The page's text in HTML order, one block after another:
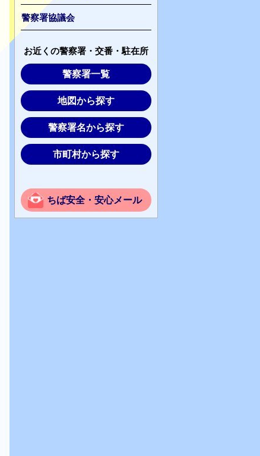
警察署協議会
お近くの警察署・交番・駐在所
警察署一覧
地図から探す
警察署名から探す
市町村から探す
ちば安全・安心メール